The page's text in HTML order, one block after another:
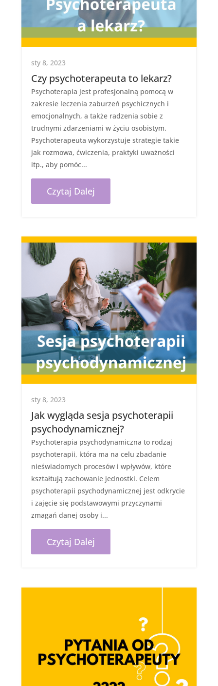
Czy psychoterapeuta to lekarz?
sty 8, 2023
Psychoterapia jest profesjonalną pomocą w
zakresie leczenia zaburzeń psychicznych i
emocjonalnych, a także radzenia sobie z
trudnymi zdarzeniami w życiu osobistym.
Psychoterapeuta wykorzystuje strategie takie
jak rozmowa, ćwiczenia, praktyki uważności
itp., aby pomóc...
Czytaj Dalej
Jak wygląda sesja psychoterapii
psychodynamicznej?
sty 8, 2023
Psychoterapia psychodynamiczna to rodzaj
psychoterapii, która ma na celu zbadanie
nieświadomych procesów i wpływów, które
kształtują zachowanie jednostki. Celem
psychoterapii psychodynamicznej jest odkrycie
i zajęcie się podstawowymi przyczynami
zmagań danej osoby i...
Czytaj Dalej